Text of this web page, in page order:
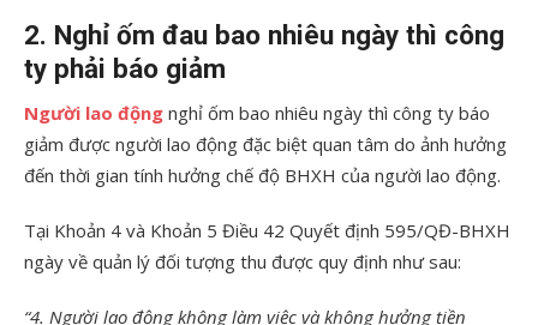
2. Nghỉ ốm đau bao nhiêu ngày thì công
ty phải báo giảm
Người lao động nghỉ ốm bao nhiêu ngày thì công ty báo
giảm được người lao động đặc biệt quan tâm do ảnh hưởng
đến thời gian tính hưởng chế độ BHXH của người lao động.
Tại Khoản 4 và Khoản 5 Điều 42 Quyết định 595/QĐ-BHXH
ngày về quản lý đối tượng thu được quy định như sau:
“4. Người lao động không làm việc và không hưởng tiền